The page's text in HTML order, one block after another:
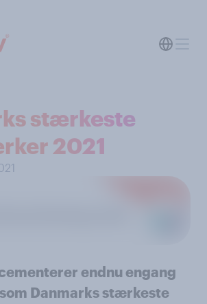
stærkeste
2021
endnu engang
Danmarks stærkeste